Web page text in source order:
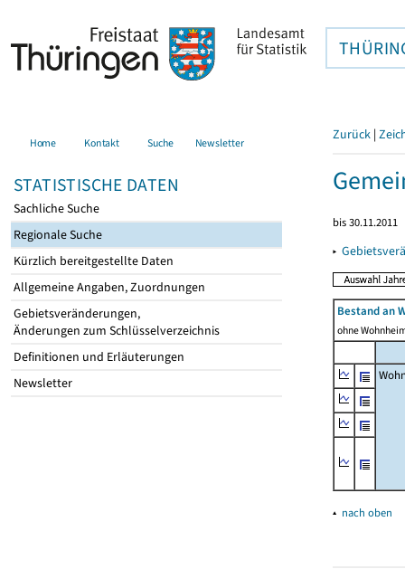
Home Kontakt Suche Newsletter
STATISTISCHE DATEN
Sachliche Suche
Regionale Suche
Kürzlich bereitgestellte Daten
Allgemeine Angaben, Zuordnungen
Gebietsveränderungen,
Änderungen zum Schlüsselverzeichnis
Definitionen und Erläuterungen
Newsletter
Zurück |
bis 30.11.2011
▸
Bestand an
ohne
▴ nach oben